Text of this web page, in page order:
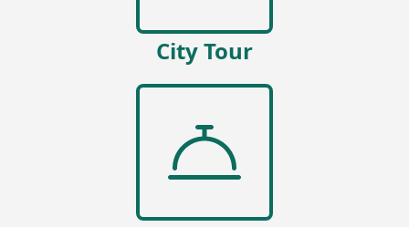
City Tour